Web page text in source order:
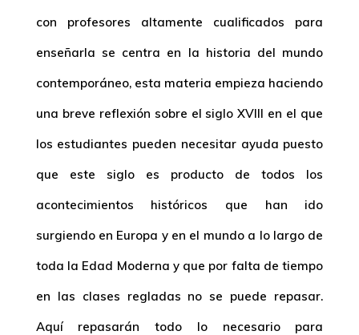
con profesores altamente cualificados para
enseñarla se centra en la historia del mundo
contemporáneo, esta materia empieza haciendo
una breve reflexión sobre el siglo XVIII en el que
los estudiantes pueden necesitar ayuda puesto
que este siglo es producto de todos los
acontecimientos históricos que han ido
surgiendo en Europa y en el mundo a lo largo de
toda la Edad Moderna y que por falta de tiempo
en las clases regladas no se puede repasar.
Aquí repasarán todo lo necesario para